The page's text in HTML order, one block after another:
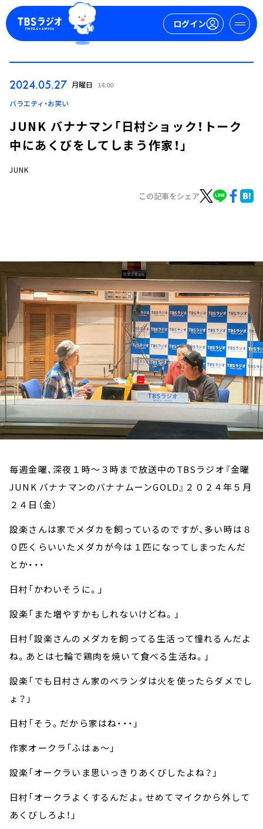
ログイン
ログイン
イベント・グッズ
YouTube
会社情報
2024.05.27 月曜日 14:00
バラエティ・お笑い
JUNK バナナマン「日村ショック！トーク
中にあくびをしてしまう作家！」
JUNK
この記事をシェア
毎週金曜、深夜１時～３時まで放送中のTBSラジオ『金曜
JUNK バナナマンのバナナムーンGOLD』２０２４年５月
２４日（金）
設楽さんは家でメダカを飼っているのですが、多い時は８
０匹くらいいたメダカが今は１匹になってしまったんだ
とか・・・
日村「かわいそうに。」
設楽「また増やすかもしれないけどね。」
日村「設楽さんのメダカを飼ってる生活って憧れるんだよ
ね。あとは七輪で鶏肉を焼いて食べる生活ね。」
設楽「でも日村さん家のベランダは火を使ったらダメでし
ょ？」
日村「そう。だから家はね・・・」
作家オークラ「ふはぁ～」
設楽「オークラいま思いっきりあくびしたよね？」
日村「オークラよくするんだよ。せめてマイクから外して
あくびしろよ！」